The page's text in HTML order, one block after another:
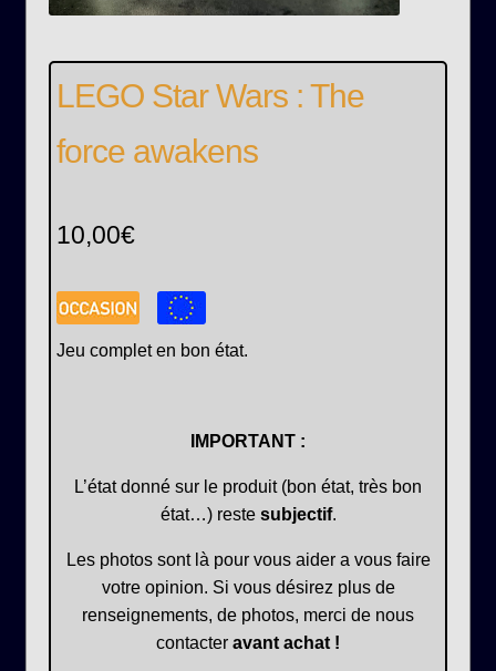
LEGO Star Wars : The
force awakens
10,00€
Jeu complet en bon état.
IMPORTANT :
L’état donné sur le produit (bon état, très bon
état…) reste subjectif.
Les photos sont là pour vous aider a vous faire
votre opinion. Si vous désirez plus de
renseignements, de photos, merci de nous
contacter avant achat !